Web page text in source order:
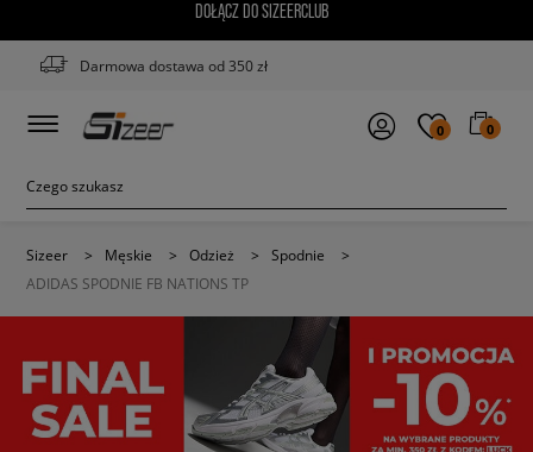
DOŁĄCZ DO SIZEERCLUB
Darmowa dostawa od 350 zł
0 0
Sizeer > Męskie > Odzież > Spodnie
>
ADIDAS SPODNIE FB NATIONS TP